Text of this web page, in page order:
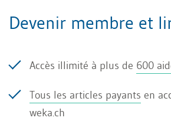
médecin-conseil ?
pas le droit de divulguer des
(par exemple un diagnostic) à
de certaines prescriptions
Devenir membre et
Accès illimité à plus de 600
Tous les articles payants en
weka.ch